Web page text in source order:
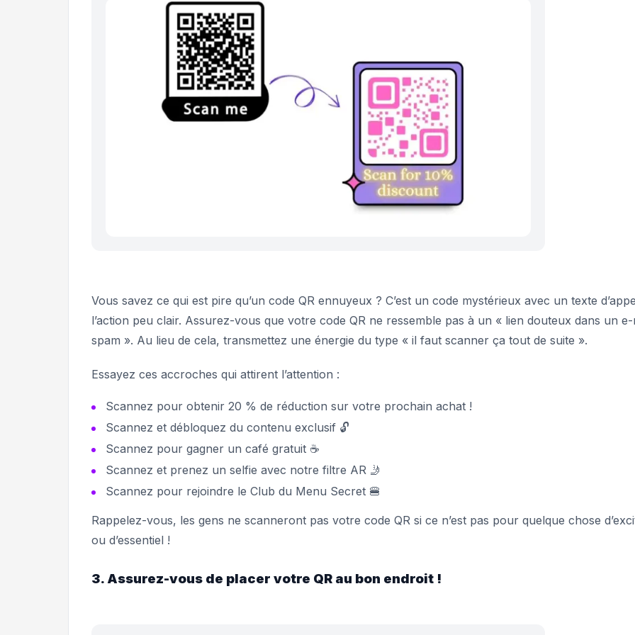
Vous savez ce qui est pire qu’un code QR ennuyeux ? C’est un code mystérieux avec un texte
l’action peu clair. Assurez-vous que votre code QR ne ressemble pas à un « lien douteux dans un e-
spam ». Au lieu de cela, transmettez une énergie du type « il faut scanner ça tout de suite ».
Essayez ces accroches qui attirent l’attention :
Scannez pour obtenir 20 % de réduction sur votre prochain achat !
Scannez et débloquez du contenu exclusif 🔓
Scannez pour gagner un café gratuit ☕
Scannez et prenez un selfie avec notre filtre AR 🤳
Scannez pour rejoindre le Club du Menu Secret 🍔
Rappelez-vous, les gens ne scanneront pas votre code QR si ce n’est pas pour quelque chose
ou d’essentiel !
3. Assurez-vous de placer votre QR au bon endroit !